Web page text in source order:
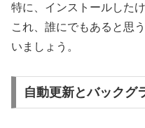
特に、インストールした
これ、誰にでもあると思
いましょう。
自動更新とバックグ